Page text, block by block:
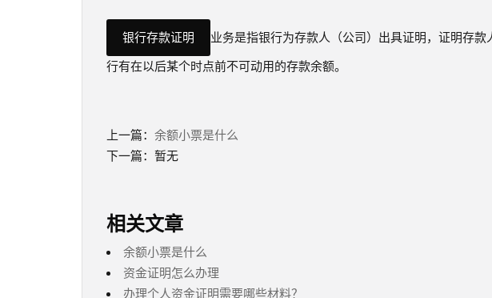
银行存款证明 业务是指银行为存款人（公司）出具证明，证明存
行有在以后某个时点前不可动用的存款余额。
上一篇： 余额小票是什么
下一篇：暂无
相关文章
余额小票是什么
资金证明怎么办理
办理个人资金证明需要哪些材料？